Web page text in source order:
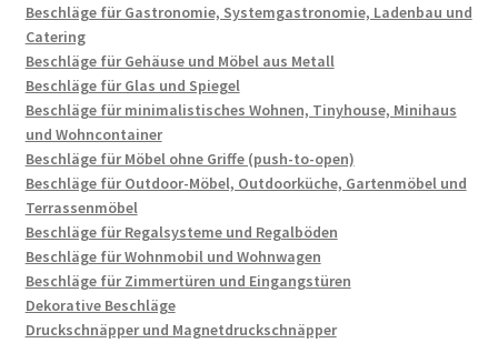
Beschläge für Gastronomie, Systemgastronomie, Ladenbau und
Catering
Beschläge für Gehäuse und Möbel aus Metall
Beschläge für Glas und Spiegel
Beschläge für minimalistisches Wohnen, Tinyhouse, Minihaus
und Wohncontainer
Beschläge für Möbel ohne Griffe (push-to-open)
Beschläge für Outdoor-Möbel, Outdoorküche, Gartenmöbel und
Terrassenmöbel
Beschläge für Regalsysteme und Regalböden
Beschläge für Wohnmobil und Wohnwagen
Beschläge für Zimmertüren und Eingangstüren
Dekorative Beschläge
Druckschnäpper und Magnetdruckschnäpper